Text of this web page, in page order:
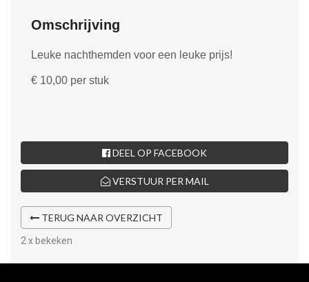
Omschrijving
Leuke nachthemden voor een leuke prijs!
€ 10,00 per stuk
DEEL OP FACEBOOK
VERSTUUR PER MAIL
TERUG NAAR OVERZICHT
2 x bekeken